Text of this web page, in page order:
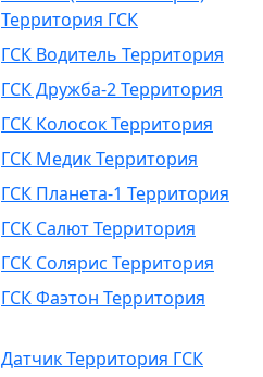
Территория ГСК
ГСК Водитель Территория
ГСК Дружба-2 Территория
ГСК Колосок Территория
ГСК Медик Территория
ГСК Планета-1 Территория
ГСК Салют Территория
ГСК Солярис Территория
ГСК Фаэтон Территория
Датчик Территория ГСК